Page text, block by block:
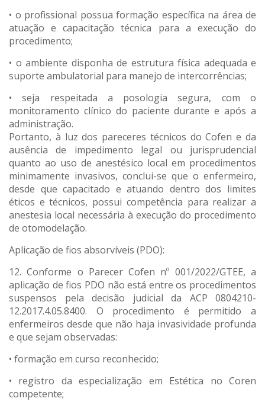
• o profissional possua formação específica na área de
atuação e capacitação técnica para a execução do
procedimento;
• o ambiente disponha de estrutura física adequada e
suporte ambulatorial para manejo de intercorrências;
• seja respeitada a posologia segura, com o
monitoramento clínico do paciente durante e após a
administração.
Portanto, à luz dos pareceres técnicos do Cofen e da
ausência de impedimento legal ou jurisprudencial
quanto ao uso de anestésico local em procedimentos
minimamente invasivos, conclui-se que o enfermeiro,
desde que capacitado e atuando dentro dos limites
éticos e técnicos, possui competência para realizar a
anestesia local necessária à execução do procedimento
de otomodelação.
Aplicação de fios absorvíveis (PDO):
12. Conforme o Parecer Cofen nº 001/2022/GTEE, a
aplicação de fios PDO não está entre os procedimentos
suspensos pela decisão judicial da ACP 0804210-
12.2017.4.05.8400. O procedimento é permitido a
enfermeiros desde que não haja invasividade profunda
e que sejam observadas:
• formação em curso reconhecido;
• registro da especialização em Estética no Coren
competente;